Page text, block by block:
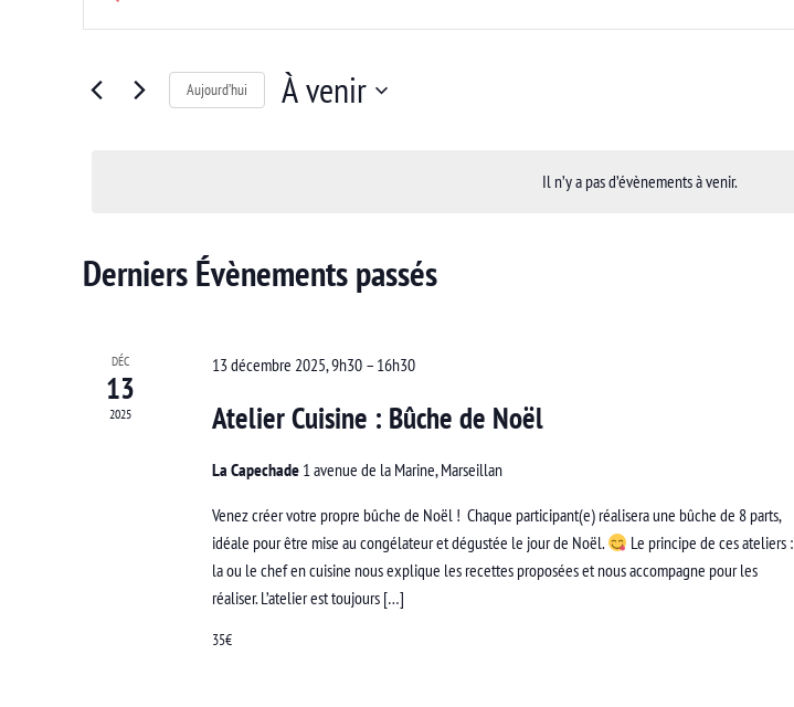
Il n’y a pas d’évènements à venir.
et
navigation
de
Rechercher
Évènements
Aujourd’hui À venir
Derniers Évènements passés
DÉC
13
2025
13 décembre 2025, 9h30– 16h30
Atelier Cuisine : Bûche de Noël
La Capechade 1 avenue de la Marine, Marseillan
Venez créer votre propre bûche de Noël ! Chaque participant(e) réalisera une bûche de 8 parts,
idéale pour être mise au congélateur et dégustée le jour de Noël.
Le principe de ces ateliers :
la ou le chef en cuisine nous explique les recettes proposées et nous accompagne pour les
réaliser. L’atelier est toujours […]
35€